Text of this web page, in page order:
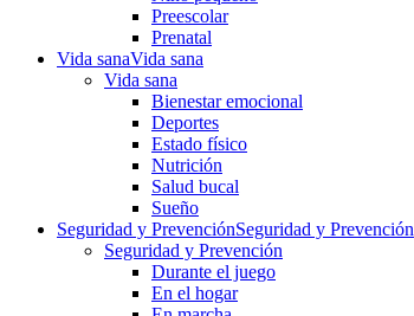
Preescolar
Prenatal
Vida sanaVida sana
Vida sana
Bienestar emocional
Deportes
Estado físico
Nutrición
Salud bucal
Sueño
Seguridad y PrevenciónSeguridad y Prevención
Seguridad y Prevención
Durante el juego
En el hogar